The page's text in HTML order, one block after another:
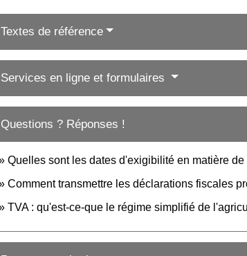
Textes de référence
Services en ligne et formulaires
Questions ? Réponses !
Quelles sont les dates d'exigibilité en matière de
Comment transmettre les déclarations fiscales
TVA : qu'est-ce-que le régime simplifié de